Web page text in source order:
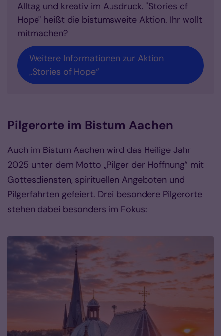
Alltag und kreativ im Ausdruck. "Stories of
Hope" heißt die bistumsweite Aktion. Ihr wollt
mitmachen?
Weitere Informationen zur Aktion
„Stories of Hope“
Pilgerorte im Bistum Aachen
Auch im Bistum Aachen wird das Heilige Jahr
2025 unter dem Motto „Pilger der Hoffnung“ mit
Gottesdiensten, spirituellen Angeboten und
Pilgerfahrten gefeiert. Drei besondere Pilgerorte
stehen dabei besonders im Fokus: